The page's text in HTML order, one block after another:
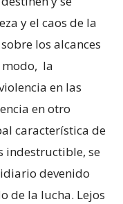
y el caos de la
los alcances
modo, la
en las
en otro
característica de
indestructible, se
devenido
de la lucha. Lejos